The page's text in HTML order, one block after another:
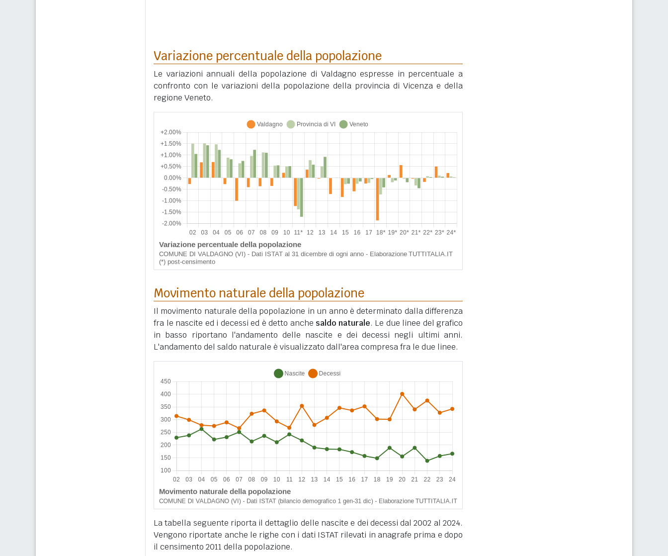
Variazione percentuale della popolazione
Le variazioni annuali della popolazione di Valdagno espresse in percentuale a
confronto con le variazioni della popolazione della provincia di Vicenza e della
regione Veneto.
Movimento naturale della popolazione
Il movimento naturale della popolazione in un anno è determinato dalla differenza
fra le nascite ed i decessi ed è detto anche saldo naturale. Le due linee del grafico
in basso riportano l'andamento delle nascite e dei decessi negli ultimi anni.
L'andamento del saldo naturale è visualizzato dall'area compresa fra le due linee.
La tabella seguente riporta il dettaglio delle nascite e dei decessi dal 2002 al 2024.
Vengono riportate anche le righe con i dati ISTAT rilevati in anagrafe prima e dopo
il censimento 2011 della popolazione.